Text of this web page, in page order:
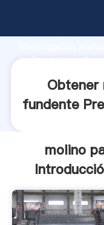
fuerte capacidad
molino para
Obtener
fundente
molino